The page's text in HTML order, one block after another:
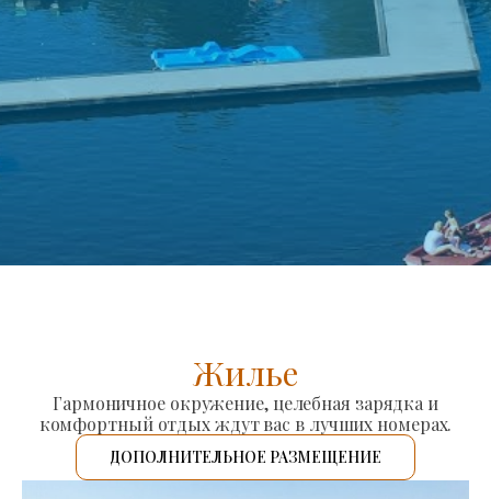
Жилье
Гармоничное окружение, целебная зарядка и
комфортный отдых ждут вас в лучших номерах.
ДОПОЛНИТЕЛЬНОЕ РАЗМЕЩЕНИЕ